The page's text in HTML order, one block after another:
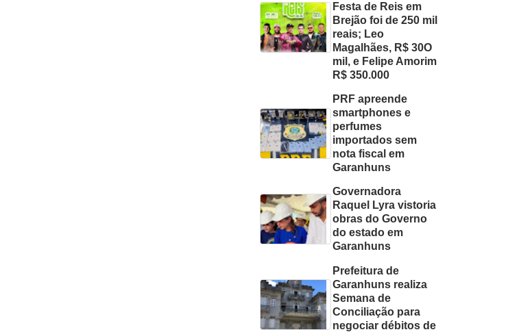
Festa de Reis em
Brejão foi de 250 mil
reais; Leo
Magalhães, R$ 30O
mil, e Felipe Amorim
R$ 350.000
PRF apreende
smartphones e
perfumes
importados sem
nota fiscal em
Garanhuns
Governadora
Raquel Lyra vistoria
obras do Governo
do estado em
Garanhuns
Prefeitura de
Garanhuns realiza
Semana de
Conciliação para
negociar débitos de